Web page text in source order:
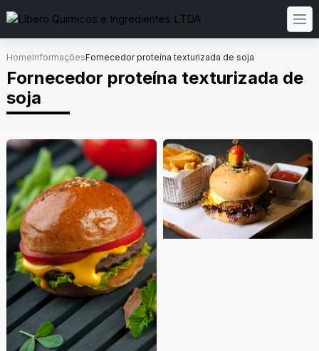
HomeInformaçõesFornecedor proteína texturizada de soja
Fornecedor proteína texturizada de
soja